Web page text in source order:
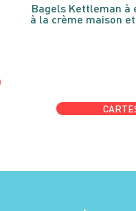
Bagels Kettleman à
à la crème maison